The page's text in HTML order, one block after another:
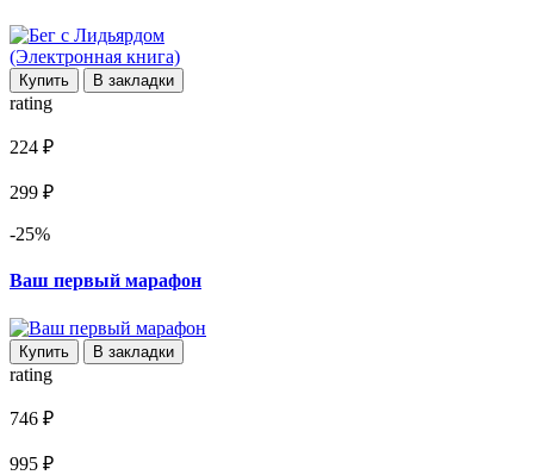
Купить В закладки
rating
224 ₽
299 ₽
-25%
Ваш первый марафон
Купить В закладки
rating
746 ₽
995 ₽